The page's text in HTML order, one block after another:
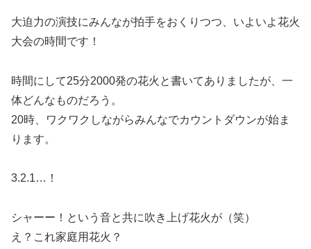
大迫力の演技にみんなが拍手をおくりつつ、いよいよ花火
大会の時間です！
時間にして25分2000発の花火と書いてありましたが、一
体どんなものだろう。
20時、ワクワクしながらみんなでカウントダウンが始ま
ります。
3.2.1…！
シャーー！という音と共に吹き上げ花火が（笑）
え？これ家庭用花火？